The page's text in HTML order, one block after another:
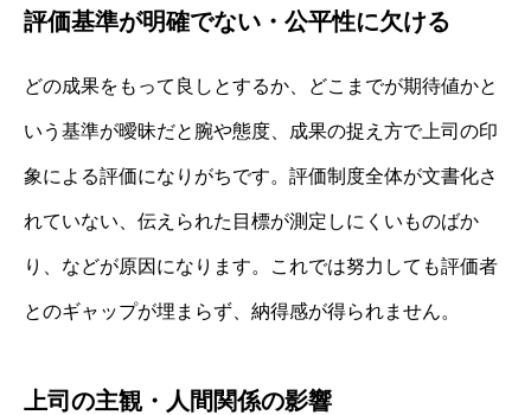
評価基準が明確でない・公平性に欠ける
どの成果をもって良しとするか、どこまでが期待値かと
いう基準が曖昧だと腕や態度、成果の捉え方で上司の印
象による評価になりがちです。評価制度全体が文書化さ
れていない、伝えられた目標が測定しにくいものばか
り、などが原因になります。これでは努力しても評価者
とのギャップが埋まらず、納得感が得られません。
上司の主観・人間関係の影響